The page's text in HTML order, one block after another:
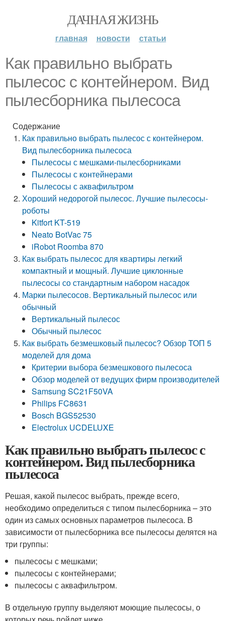
ДАЧНАЯ ЖИЗНЬ
главная новости статьи
Как правильно выбрать
пылесос с контейнером. Вид
пылесборника пылесоса
Содержание
Как правильно выбрать пылесос с контейнером.
Вид пылесборника пылесоса
Пылесосы с мешками-пылесборниками
Пылесосы с контейнерами
Пылесосы с аквафильтром
Хороший недорогой пылесос. Лучшие пылесосы-
роботы
Kitfort KT-519
Neato BotVac 75
iRobot Roomba 870
Как выбрать пылесос для квартиры легкий
компактный и мощный. Лучшие циклонные
пылесосы со стандартным набором насадок
Марки пылесосов. Вертикальный пылесос или
обычный
Вертикальный пылесос
Обычный пылесос
Как выбрать безмешковый пылесос? Обзор ТОП 5
моделей для дома
Критерии выбора безмешкового пылесоса
Обзор моделей от ведущих фирм производителей
Samsung SC21F50VA
Philips FC8631
Bosch BGS52530
Electrolux UCDELUXE
Как правильно выбрать пылесос с
контейнером. Вид пылесборника
пылесоса
Решая, какой пылесос выбрать, прежде всего,
необходимо определиться с типом пылесборника – это
один из самых основных параметров пылесоса. В
зависимости от пылесборника все пылесосы делятся на
три группы:
пылесосы с мешками;
пылесосы с контейнерами;
пылесосы с аквафильтром.
В отдельную группу выделяют моющие пылесосы, о